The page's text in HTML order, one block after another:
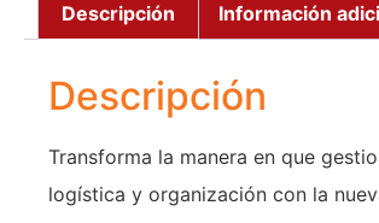
Descripción Información
Descripción
Transforma la manera en que
logística y organización con la